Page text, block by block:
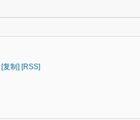
[复制] [RSS]